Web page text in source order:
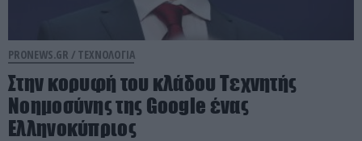
PRONEWS.GR / ΤΕΧΝΟΛΟΓΙΑ
Στην κορυφή του κλάδου Τεχνητής
Νοημοσύνης της Google ένας
Ελληνοκύπριος